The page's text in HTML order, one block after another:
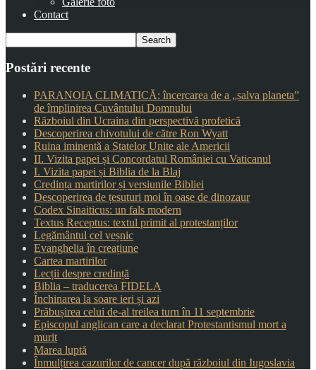
Contact
Postări recente
PARANOIA CLIMATICĂ: încercarea de a „salva planeta”
de împlinirea Cuvântului Domnului
Războiul din Ucraina din perspectivă profetică
Descoperirea chivotului de către Ron Wyatt
Ruina iminentă a Statelor Unite ale Americii
II. Vizita papei și Concordatul României cu Vaticanul
I. Vizita papei și Biblia de la Blaj
Credința martirilor și versiunile Bibliei
Descoperirea de țesuturi moi în oase de dinozaur
Codex Sinaiticus: un fals modern
Textus Receptus: textul primit al protestanților
Legământul cel veșnic
Evanghelia în creațiune
Cartea martirilor
Lecții despre credință
Biblia – traducerea FIDELA
Închinarea la soare ieri și azi
Prăbușirea celui de-al treilea turn în 11 septembrie
Episcopul anglican care a declarat Protestantismul mort a
murit
Marea luptă
Înmulțirea cazurilor de cancer după războiul din Iugoslavia